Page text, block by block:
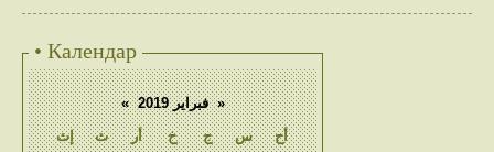
• Календар
« فبراير 2019 »
إث
ث أر خ ج س أح